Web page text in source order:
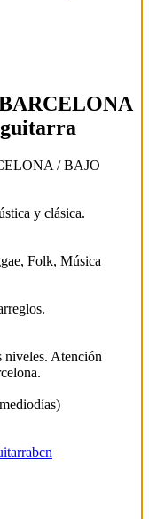
/ BAJO
y clásica.
Folk, Música
niveles. Atención